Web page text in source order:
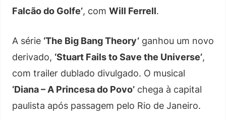
Falcão do Golfe’, com Will Ferrell.
A série ‘The Big Bang Theory’ ganhou um novo
derivado, ‘Stuart Fails to Save the Universe’,
com trailer dublado divulgado. O musical
‘Diana – A Princesa do Povo’ chega à capital
paulista após passagem pelo Rio de Janeiro.